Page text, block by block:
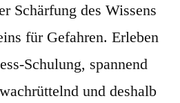
Schärfung des Wissens
für Gefahren. Erleben
Schulung, spannend
und deshalb